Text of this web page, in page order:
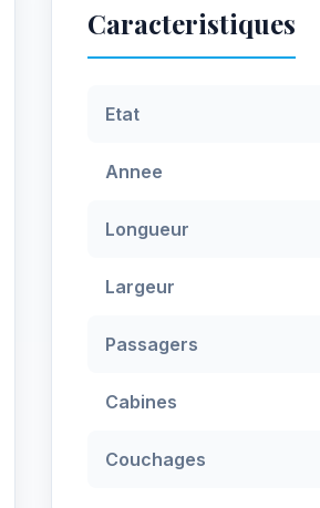
Caracteristiques
Etat
Annee
Longueur
Largeur
Passagers
Cabines
Couchages